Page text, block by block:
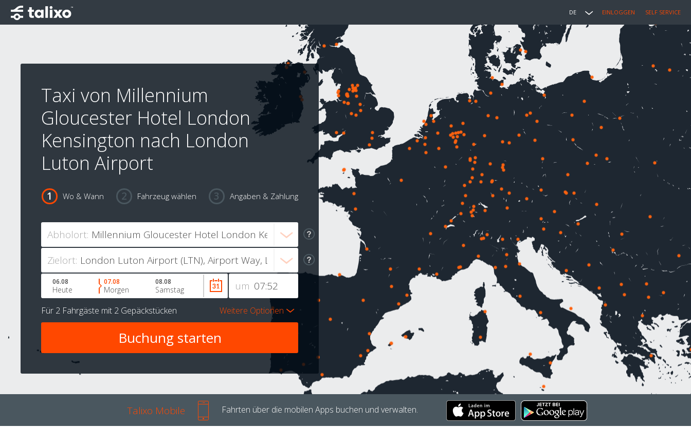
DE EINLOGGEN SELF SERVICE
Taxi von Millennium
Gloucester Hotel London
Kensington nach London
Luton Airport
Wo & Wann Fahrzeug wählen Angaben & Zahlung
Abholort:
Zielort:
um
06.08
Heute
07.08
Morgen
08.08
Samstag
Für 2 Fahrgäste mit 2 Gepäckstücken Weitere Optionen
Talixo Mobile Fahrten über die mobilen Apps buchen und verwalten.